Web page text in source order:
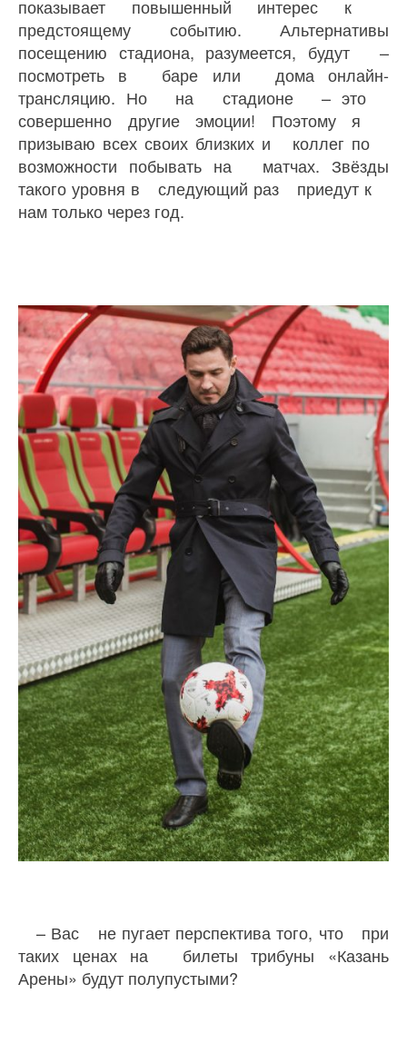
показывает повышенный интерес к
предстоящему событию. Альтернативы
посещению стадиона, разумеется, будут –
посмотреть в баре или дома онлайн-
трансляцию. Но на стадионе – это
совершенно другие эмоции! Поэтому я
призываю всех своих близких и коллег по
возможности побывать на матчах. Звёзды
такого уровня в следующий раз приедут к
нам только через год.
– Вас не пугает перспектива того, что при
таких ценах на билеты трибуны «Казань
Арены» будут полупустыми?